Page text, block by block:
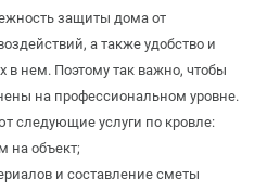
защиты дома от
а также удобство и
нем. Поэтому так важно, чтобы
на профессиональном уровне.
следующие услуги по кровле:
на объект;
и составление сметы